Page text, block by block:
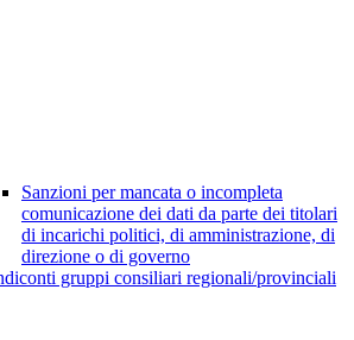
Sanzioni per mancata o incompleta
comunicazione dei dati da parte dei titolari
di incarichi politici, di amministrazione, di
direzione o di governo
gruppi consiliari regionali/provinciali